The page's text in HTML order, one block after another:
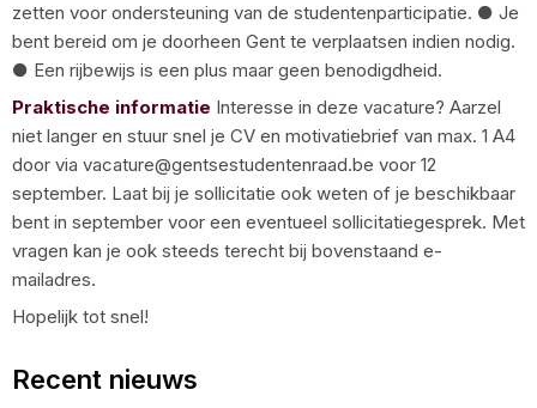
zetten voor ondersteuning van de studentenparticipatie. ● Je
bent bereid om je doorheen Gent te verplaatsen indien nodig.
● Een rijbewijs is een plus maar geen benodigdheid.
Praktische informatie Interesse in deze vacature? Aarzel
niet langer en stuur snel je CV en motivatiebrief van max. 1 A4
door via vacature@gentsestudentenraad.be voor 12
september. Laat bij je sollicitatie ook weten of je beschikbaar
bent in september voor een eventueel sollicitatiegesprek. Met
vragen kan je ook steeds terecht bij bovenstaand e-
mailadres.
Hopelijk tot snel!
Recent nieuws